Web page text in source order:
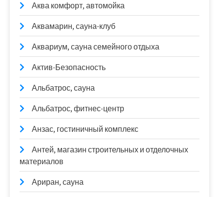
Аква комфорт, автомойка
Аквамарин, сауна-клуб
Аквариум, сауна семейного отдыха
Актив-Безопасность
Альбатрос, сауна
Альбатрос, фитнес-центр
Анзас, гостиничный комплекс
Антей, магазин строительных и отделочных
материалов
Ариран, сауна